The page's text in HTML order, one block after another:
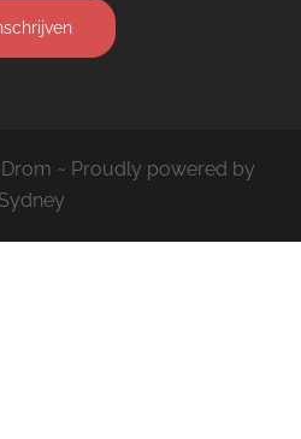
~ Proudly powered by
Sydney